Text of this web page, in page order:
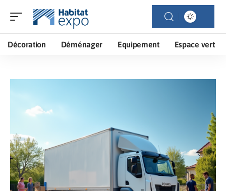
Décoration Déménager Equipement Espace vert